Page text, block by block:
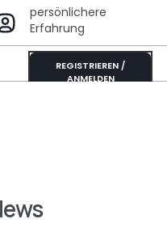
persönlichere
Erfahrung
REGISTRIEREN /
ANMELDEN